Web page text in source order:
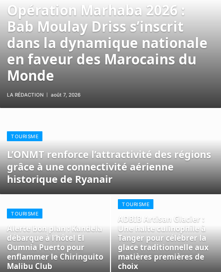
Opération Marhaba 2026 :
Bab Moulay Driss s’inscrit
dans la dynamique nationale
en faveur des Marocains du
Monde
LA RÉDACTION août 7, 2026
TOURISME
L’ONMT renforce l’attractivité des régions
grâce à une connectivité aérienne
historique de Ryanair
TOURISME
Alerte bon plan : Kandela
débarque à l’hôtel El
Oumnia Puerto pour
enflammer le Chiringuito
Malibu Club
TOURISME
ADBIB Artisan Glacier :
Une halte culinophile à
Tanger pour célébrer la
glace traditionnelle aux
matières premières de
choix